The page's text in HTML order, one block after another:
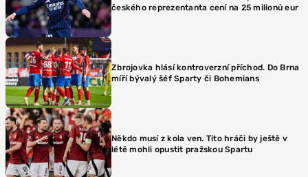
českého reprezentanta cení na 25 milionů eur
Zbrojovka hlásí kontroverzní příchod. Do Brna
míří bývalý šéf Sparty či Bohemians
Někdo musí z kola ven. Tito hráči by ještě v
létě mohli opustit pražskou Spartu